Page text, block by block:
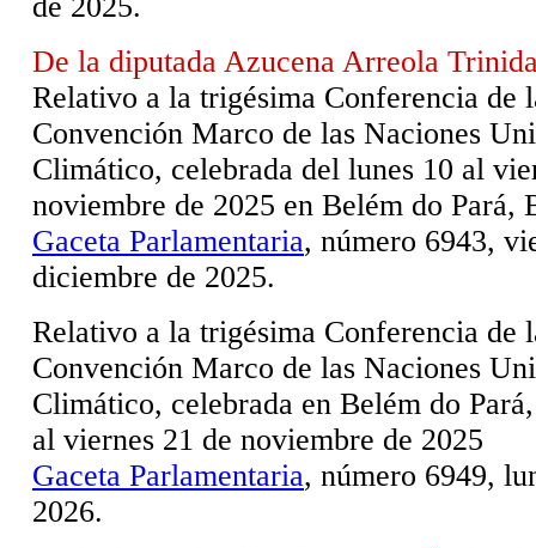
De la diputada Azucena Arreola
Relativo a la trigésima Conferencia de
Convención Marco de las Naciones
Climático, celebrada del lunes 10 al
noviembre de 2025 en Belém do Pará,
Gaceta Parlamentaria, número 6943,
diciembre de 2025.
Relativo a la trigésima Conferencia de
Convención Marco de las Naciones
Climático, celebrada en Belém do
al viernes 21 de noviembre de 2025
Gaceta Parlamentaria, número 6949,
2026.